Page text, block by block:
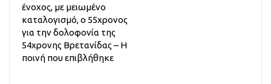
ένοχος, με μειωμένο
καταλογισμό, ο 55χρονος
για την δολοφονία της
54χρονης Βρετανίδας – Η
ποινή που επιβλήθηκε